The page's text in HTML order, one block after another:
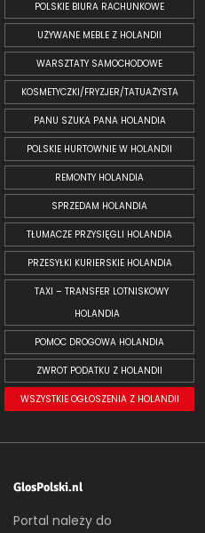
POLSKIE BIURA RACHUNKOWE
UŻYWANE MEBLE Z HOLANDII
WARSZTATY SAMOCHODOWE
KOSMETYCZKI/FRYZJER/TATUAŻYSTA
PANU SZUKA PANA HOLANDIA
POLSKIE HURTOWNIE W HOLANDII
REMONTY HOLANDIA
SPRZEDAM HOLANDIA
TŁUMACZE PRZYSIĘGLI HOLANDIA
PRZESYŁKI KURIERSKIE HOLANDIA
TAXI – TRANSFER LOTNISKOWY
HOLANDIA
POMOC DROGOWA HOLANDIA
ZWROT PODATKU Z HOLANDII
WSZYSTKIE OGŁOSZENIA Z HOLANDII
GlosPolski.nl
Portal należy do